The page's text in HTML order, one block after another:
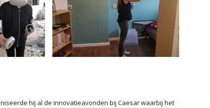
hij al de innovatieavonden bij Caesar waarbij het